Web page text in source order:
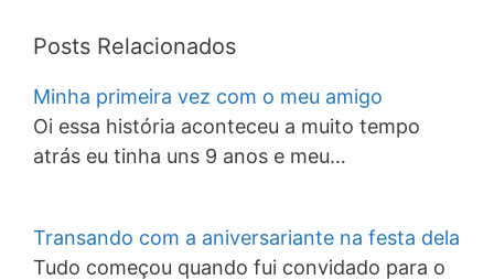
Posts Relacionados
Minha primeira vez com o meu amigo
Oi essa história aconteceu a muito tempo
atrás eu tinha uns 9 anos e meu…
Transando com a aniversariante na festa dela
Tudo começou quando fui convidado para o